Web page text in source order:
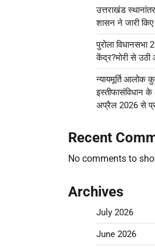
उत्तराखंड
शासन ने जारी किए
पुरोला विधानसभा
केंद्र?मोरी से उठी
न्यायमूर्ति आलोक
इस्तीफासंविधान
अप्रैल 2026 से
Recent
No comments to
Archives
July 2026
June 2026